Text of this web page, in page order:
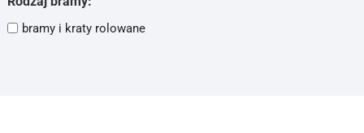
bramy i kraty rolowane